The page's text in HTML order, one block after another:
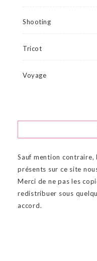
Shooting
Tricot
Voyage
Sauf mention contraire,
présents sur ce site
Merci de ne pas les
redistribuer sous
accord.